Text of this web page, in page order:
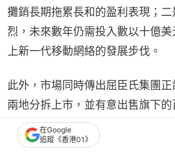
攤銷長期拖累長和的盈利表現；二
烈，未來數年仍需投入數以十億
上新一代移動網絡的發展步伐。
此外，市場同時傳出屈臣氏集團
兩地分拆上市，並有意出售旗下
種跡象顯示，長和系重整資產組合
中。
在Google
追蹤《香港01》